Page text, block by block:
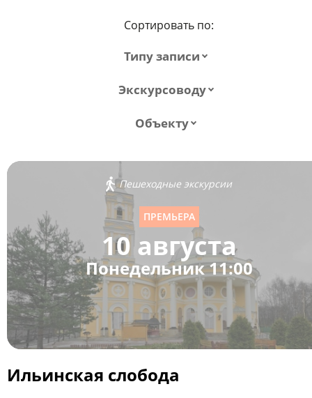
Сортировать по:
Типу записи
Экскурсоводу
Объекту
Пешеходные экскурсии
ПРЕМЬЕРА
10 августа
Понедельник 11:00
Ильинская слобода